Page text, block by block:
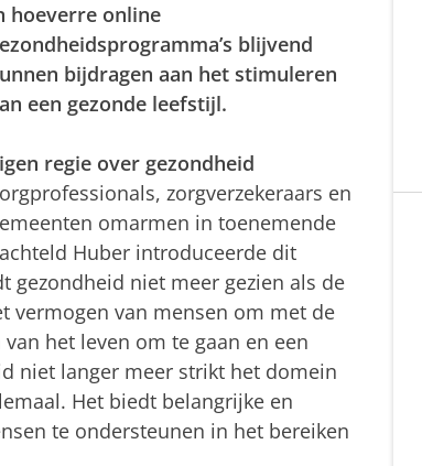
hoeverre online
blijvend
bijdragen aan het stimuleren
een gezonde leefstijl.
regie over gezondheid
zorgverzekeraars en
omarmen in toenemende
Huber introduceerde dit
gezondheid niet meer gezien als de
vermogen van mensen om met de
het leven om te gaan en een
niet langer meer strikt het domein
Het biedt belangrijke en
te ondersteunen in het bereiken